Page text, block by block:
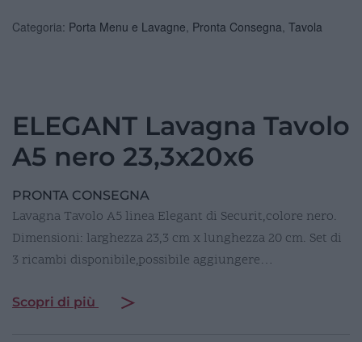
Categoria: Porta Menu e Lavagne Pronta Consegna Tavola
ELEGANT Lavagna Tavolo
A5 nero 23,3x20x6
PRONTA CONSEGNA
Lavagna Tavolo A5 linea Elegant di Securit,colore nero.
Dimensioni: larghezza 23,3 cm x lunghezza 20 cm. Set di
3 ricambi disponibile,possibile aggiungere…
Scopri di più